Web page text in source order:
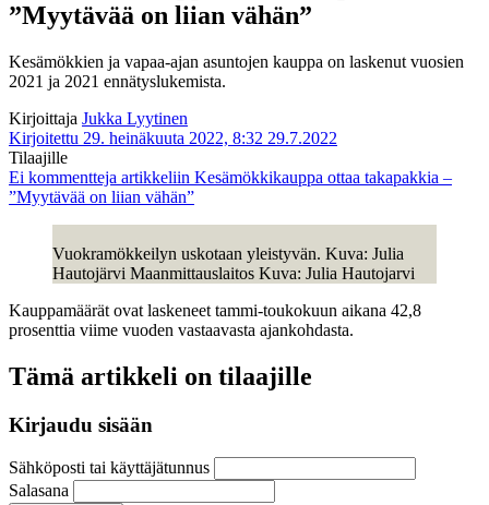
”Myytävää on liian vähän”
Kesämökkien ja vapaa-ajan asuntojen kauppa on laskenut vuosien
2021 ja 2021 ennätyslukemista.
Kirjoittaja Jukka Lyytinen
Kirjoitettu 29. heinäkuuta 2022, 8:32 29.7.2022
Tilaajille
Ei kommentteja artikkeliin Kesämökkikauppa ottaa takapakkia –
”Myytävää on liian vähän”
Vuokramökkeilyn uskotaan yleistyvän. Kuva: Julia
Hautojärvi Maanmittauslaitos Kuva: Julia Hautojarvi
Kauppamäärät ovat laskeneet tammi-toukokuun aikana 42,8
prosenttia viime vuoden vastaavasta ajankohdasta.
Tämä artikkeli on tilaajille
Kirjaudu sisään
Sähköposti tai käyttäjätunnus
Salasana